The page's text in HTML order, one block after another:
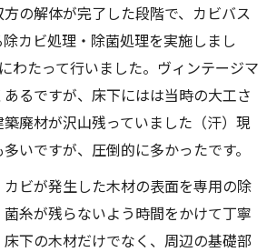
の解体が完了した段階で、カビバス
カビ処理・除菌処理を実施しまし
わたって行いました。ヴィンテージマ
るですが、床下にはは当時の大工さ
廃材が沢山残っていました（汗）現
いですが、圧倒的に多かったです。
ビが発生した木材の表面を専用の除
糸が残らないよう時間をかけて丁寧
下の木材だけでなく、周辺の基礎部